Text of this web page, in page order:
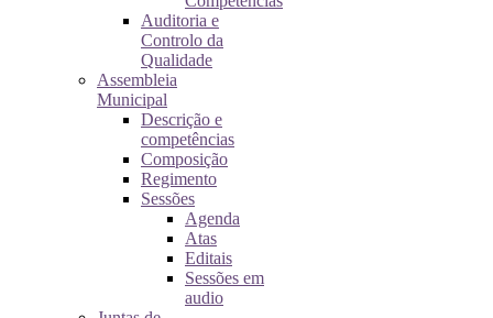
Auditoria e
Controlo da
Qualidade
Assembleia
Municipal
Descrição e
competências
Composição
Regimento
Sessões
Agenda
Atas
Editais
Sessões em
audio